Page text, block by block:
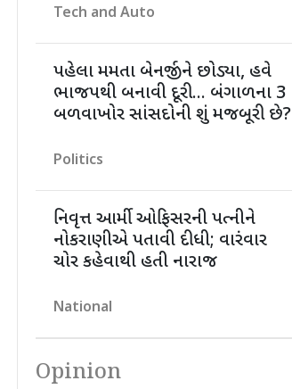
Tech and Auto
પહેલા મમતા બેનર્જીને છોડ્યા, હવે
ભાજપથી બનાવી દૂરી... બંગાળના 3
બળવાખોર સાંસદોની શું મજબૂરી છે?
Politics
નિવૃત્ત આર્મી ઓફિસરની પત્નીને
નોકરાણીએ પતાવી દીધી; વારંવાર
ચોર કહેવાથી હતી નારાજ
National
Opinion